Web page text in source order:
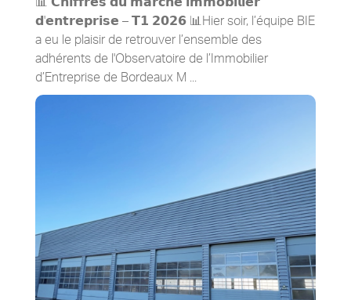
📊 𝗖𝗵𝗶𝗳𝗳𝗿𝗲𝘀 𝗱𝘂 𝗺𝗮𝗿𝗰𝗵𝗲́ 𝗶𝗺𝗺𝗼𝗯𝗶𝗹𝗶𝗲𝗿
𝗱'𝗲𝗻𝘁𝗿𝗲𝗽𝗿𝗶𝘀𝗲 – 𝗧𝟭 𝟮𝟬𝟮𝟲 📊Hier soir, l’équipe BIE
a eu le plaisir de retrouver l’ensemble des
adhérents de l'Observatoire de l’Immobilier
d’Entreprise de Bordeaux M ...